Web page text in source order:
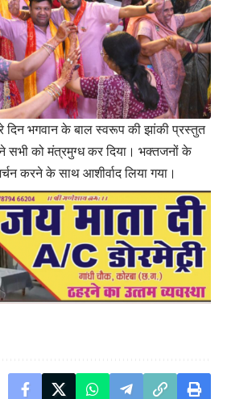
भगवान के बाल स्वरूप की झांकी प्रस्तुत
सभी को मंत्रमुग्ध कर दिया। भक्तजनों के
करने के साथ आशीर्वाद लिया गया।